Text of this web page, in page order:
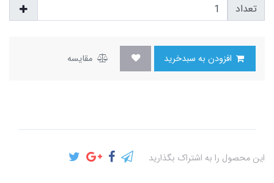
تعداد
مقایسه
این محصول را به اشتراک بگذارید